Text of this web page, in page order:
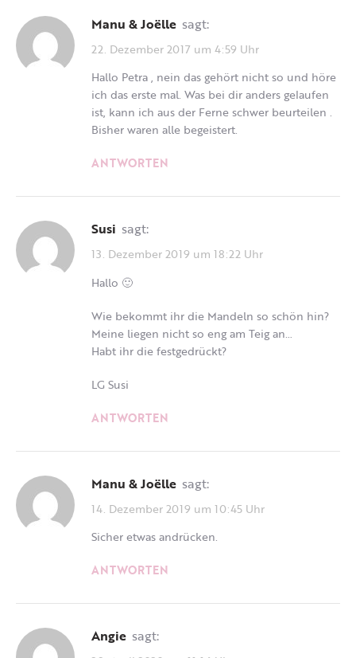
Manu & Joëlle sagt:
22. Dezember 2017 um 4:59 Uhr
Hallo Petra , nein das gehört nicht so und höre
ich das erste mal. Was bei dir anders gelaufen
ist, kann ich aus der Ferne schwer beurteilen .
Bisher waren alle begeistert.
ANTWORTEN
Susi sagt:
13. Dezember 2019 um 18:22 Uhr
Hallo 🙂
Wie bekommt ihr die Mandeln so schön hin?
Meine liegen nicht so eng am Teig an…
Habt ihr die festgedrückt?
LG Susi
ANTWORTEN
Manu & Joëlle sagt:
14. Dezember 2019 um 10:45 Uhr
Sicher etwas andrücken.
ANTWORTEN
Angie sagt: